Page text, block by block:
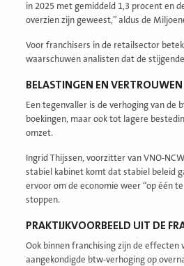
in 2025 met gemiddeld 1,3 procent en
overzien zijn geweest,” aldus de
Voor franchisers in de retailsector
waarschuwen analisten dat de
BELASTINGEN EN
Een tegenvaller is de verhoging van
boekingen, maar ook tot lagere
omzet.
Ingrid Thijssen, voorzitter van VNO-
stabiel kabinet komt dat stabiel beleid
ervoor om de economie weer “op één
stoppen.
PRAKTIJKVOORBEELD UIT DE
Ook binnen franchising zijn de effecten
aangekondigde btw-verhoging op